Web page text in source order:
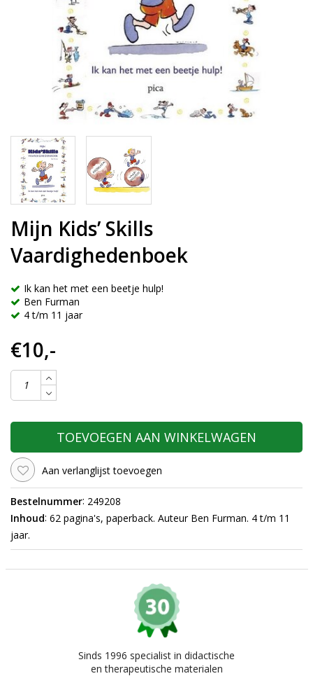
Mijn Kids’ Skills
Vaardighedenboek
Ik kan het met een beetje hulp!
Ben Furman
4 t/m 11 jaar
€10,-
TOEVOEGEN AAN WINKELWAGEN
Aan verlanglijst toevoegen
Bestelnummer: 249208
Inhoud: 62 pagina's, paperback. Auteur Ben Furman. 4 t/m 11
jaar.
Sinds 1996 specialist in didactische
en therapeutische materialen